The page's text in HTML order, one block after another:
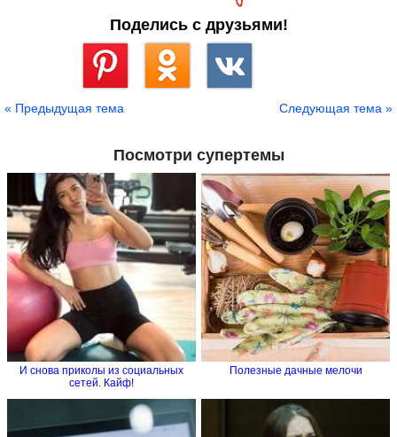
Поделись с друзьями!
« Предыдущая тема Следующая тема »
Посмотри супертемы
И снова приколы из социальных
сетей. Кайф!
Полезные дачные мелочи